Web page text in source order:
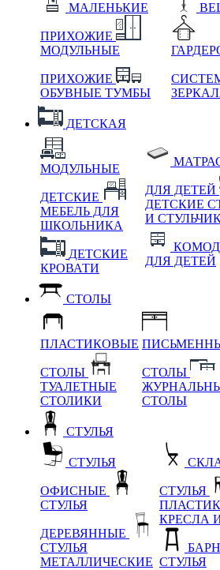
МАЛЕНЬКИЕ
ПРИХОЖИЕ
МОДУЛЬНЫЕ
ПРИХОЖИЕ
ОБУВНЫЕ ТУМБЫ
ДЕТСКАЯ
МОДУЛЬНЫЕ
ДЕТСКИЕ
МЕБЕЛЬ ДЛЯ
ШКОЛЬНИКА
ДЕТСКИЕ
КРОВАТИ
ДЛЯ ДЕТЕЙ
ДЕТСКИЕ
И
ДЛЯ ДЕТЕЙ
СТОЛЫ
ПЛАСТИКОВЫЕ
СТОЛЫ
ТУАЛЕТНЫЕ
СТОЛИКИ
СТОЛЫ
СТОЛЫ
СТУЛЬЯ
СТУЛЬЯ
ОФИСНЫЕ
СТУЛЬЯ
ДЕРЕВЯННЫЕ
СТУЛЬЯ
МЕТАЛЛИЧЕСКИЕ
СТУЛЬЯ
КРЕСЛА
СТУЛЬЯ